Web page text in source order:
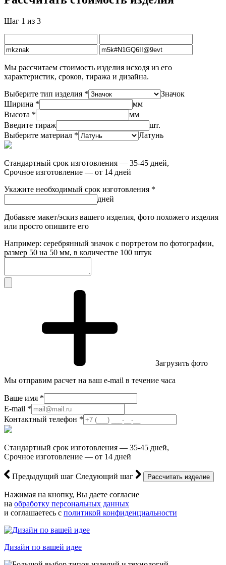
Шаг 1 из 3
Мы рассчитаем стоимость изделия исходя из его
характеристик, сроков, тиража и дизайна.
Выберите тип изделия *
Значок
Ширина *
мм
Высота *
мм
Введите тираж
шт.
Выберите материал *
Латунь
Стандартный срок изготовления — 35-45 дней,
Срочное изготовление — от 14 дней
Укажите необходимый срок изготовления *
дней
Добавьте макет/эскиз вашего изделия, фото похожего изделия
или просто опишите его
Например: серебрянный значок с портретом по фотографии,
размер 50 на 50 мм, в количестве 100 штук
Загрузить фото
Мы отправим расчет на ваш e-mail в течение часа
Ваше имя *
E-mail *
Контактный телефон *
Стандартный срок изготовления — 35-45 дней,
Срочное изготовление — от 14 дней
Предыдущий шаг Следующий шаг
Нажимая на кнопку, Вы даете согласие
на обработку персональных данных
и соглашаетесь с политикой конфиденциальности
Дизайн по вашей идее